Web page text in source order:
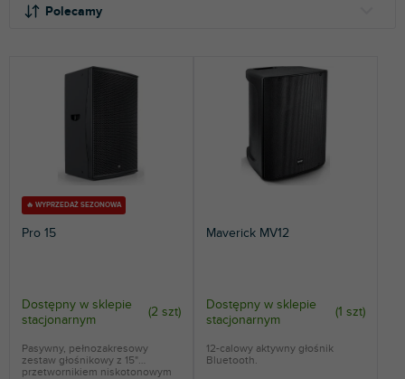
Polecamy
NAJDROŻSZE
🔥 WYPRZEDAŻ SEZONOWA
Pro 15
Dostępny w sklepie
stacjonarnym
(2 szt)
Pasywny, pełnozakresowy
zestaw głośnikowy z 15"
przetwornikiem niskotonowym
Maverick MV12
Dostępny w sklepie
stacjonarnym
(1 szt)
12-calowy aktywny głośnik
Bluetooth.